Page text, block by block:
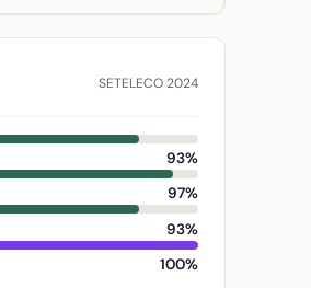
SETELECO 2024
93%
97%
93%
100%